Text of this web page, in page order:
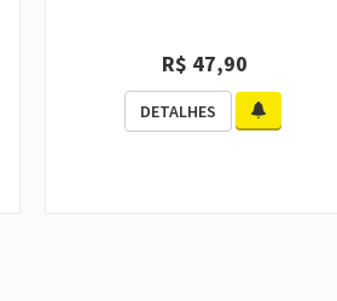
R$ 47,90
DETALHES